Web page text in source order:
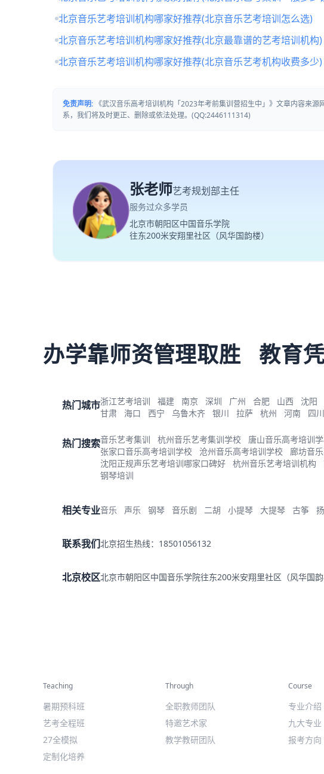
北京音乐艺考培训机构哪家好推荐(北京音乐艺考培训怎么选)
北京音乐艺考培训机构哪家好推荐(北京最靠谱的艺考培训机构)
北京音乐艺考培训机构哪家好推荐(北京音乐艺考机构收费多少)
免责声明: 《武汉音乐高考培训机构「2023年考前集训营招生中」》文章内容来
系，我们将及时更正、删除或依法处理。(QQ:2446111314)
张老师艺考规划部主任
服务过众多学员
北京市朝阳区中国音乐学院
往东200米安翔里社区（风华国韵楼）
办学靠师资管理取胜 教育
热门城市浙江艺考培训 福建 南京 深圳 广州 合肥 山西 沈阳
甘肃
海口 西宁 乌鲁木齐 银川 拉萨 杭州 河南 四川
热门搜索音乐艺考集训 杭州音乐艺考集训学校 唐山音乐高考培训
张家口音乐高考培训学校
沧州音乐高考培训学校 廊坊音
沈阳正规声乐艺考培训哪家口碑好
杭州音乐艺考培训机构
钢琴培训
相关专业音乐 声乐 钢琴 音乐剧 二胡 小提琴 大提琴 古筝
联系我们北京招生热线：18501056132
北京校区北京市朝阳区中国音乐学院往东200米安翔里社区（风华国韵
Teaching
暑期预科班
艺考全程班
27全模拟
定制化培养
Through
全职教师团队
特邀艺术家
教学教研团队
Course
专业介绍
九大专业
报考方向